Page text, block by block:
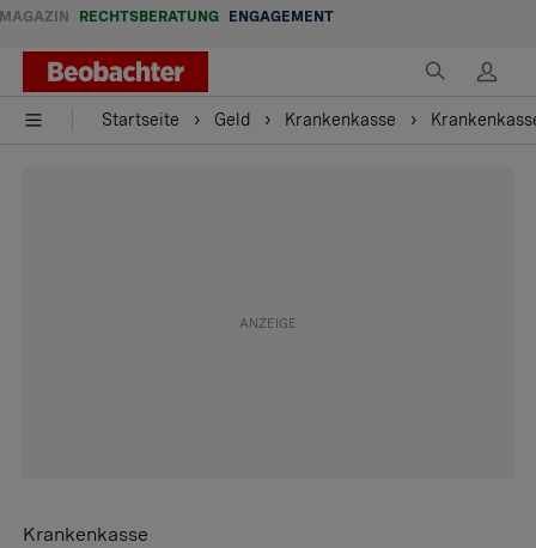
MAGAZIN RECHTSBERATUNG ENGAGEMENT
Startseite Geld Krankenkasse
Krankenkasse